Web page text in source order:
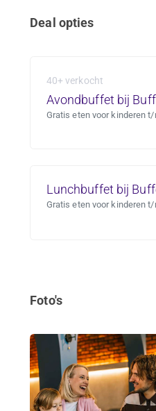
Deal opties
40+ verkocht
Avondbuffet bij
Gratis eten voor kinderen
Lunchbuffet bij
Gratis eten voor kinderen
Foto's